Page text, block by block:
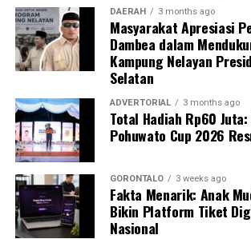
Selain skrining TBC, mahasiswa turut
nakes Puskesmas Talaga Jaya dalam
pelayanan Cek Kesehatan Gratis (CKG),
pengukuran tekanan darah, cek kadar
penapisan faktor risiko penyakit tidak
sebagai upaya promotif-preventif.
Perwakilan DPL KKN-PK, Dr. dr. Vivien
Kasim, M.Kes., menegaskan bahwa
mahasiswa merupakan bentuk
Perguruan Tinggi dalam mengawal
layanan kesehatan primer.
DAERAH 3 months ago
Masyarakat Apresiasi
Dambea dalam
Kampung Nelayan
Selatan
ADVERTORIAL 3 months ago
Total Hadiah Rp60
Pohuwato Cup 2026
GORONTALO 3 weeks ago
Fakta Menarik: Anak
Bikin Platform Tiket
Nasional